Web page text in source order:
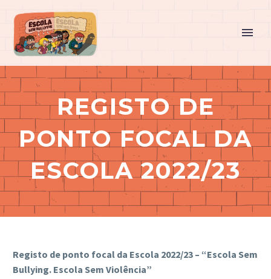
REGISTO DE
PONTO FOCAL DA
ESCOLA 2022/23
Registo de ponto focal da Escola 2022/23 – “Escola Sem
Bullying. Escola Sem Violência”